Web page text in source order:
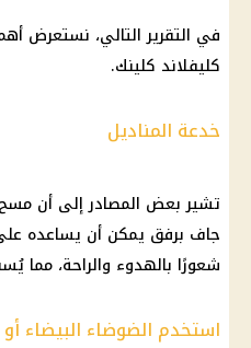
في التقرير التالي، نستعرض
كليفلاند كلينك.
خدعة المناديل
تشير بعض المصادر إلى أن
جاف برفق يمكن أن يساعده
شعورًا بالهدوء والراحة، مما
استخدم الضوضاء البيضاء